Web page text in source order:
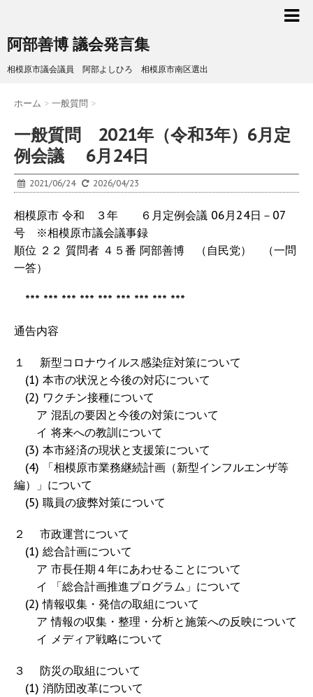
阿部善博 議会発言集
相模原市議会議員 阿部よしひろ 相模原市南区選出
ホーム > 一般質問 >
一般質問 2021年（令和3年）6月定
例会議 6月24日
2021/06/24 2026/04/23
相模原市 令和 ３年 ６月定例会議 06月24日－07
号 ※相模原市議会議事録
順位 ２２ 質問者 ４５番 阿部善博 （自民党） （一問
一答）
*** *** *** *** *** *** *** *** ***
通告内容
１ 新型コロナウイルス感染症対策について
(1) 本市の状況と今後の対応について
(2) ワクチン接種について
ア 混乱の要因と今後の対策について
イ 将来への教訓について
(3) 本市経済の現状と支援策について
(4) 「相模原市業務継続計画（新型インフルエンザ等
編）」について
(5) 職員の疲弊対策について
２ 市政運営について
(1) 総合計画について
ア 市長任期４年にあわせることについて
イ 「総合計画推進プログラム」について
(2) 情報収集・発信の取組について
ア 情報の収集・整理・分析と施策への反映について
イ メディア戦略について
３ 防災の取組について
(1) 消防団改革について